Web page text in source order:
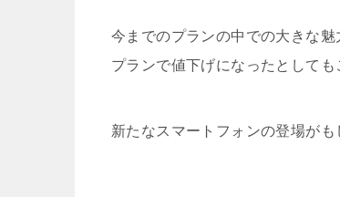
今までのプランの中での大きな
プランで値下げになったとして
新たなスマートフォンの登場がも